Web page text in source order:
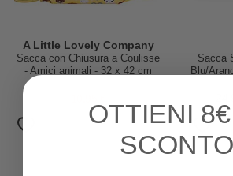
A Little Lovely Company
Sacca con Chiusura a Coulisse
- Amici animali - 32 x 42 cm
Sacca
Blu/
OTTIENI
SCONTO